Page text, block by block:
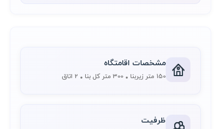
مشخصات اقامتگاه
150 متر زیربنا 300 متر کل بنا 2 اتاق
ظرفیت